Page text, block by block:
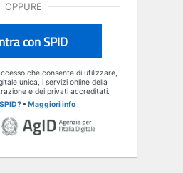
OPPURE
con SPID
che consente di utilizzare,
unica, i servizi online della
e dei privati accreditati.
• Maggiori info